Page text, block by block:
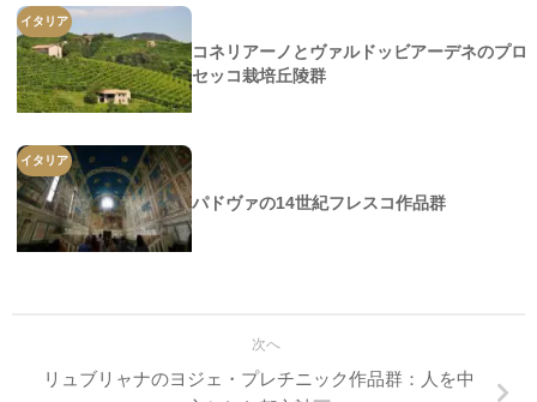
イタリア
コネリアーノとヴァルドッビアーデネのプロ
セッコ栽培丘陵群
イタリア
パドヴァの14世紀フレスコ作品群
次へ
リュブリャナのヨジェ・プレチニック作品群：人を中